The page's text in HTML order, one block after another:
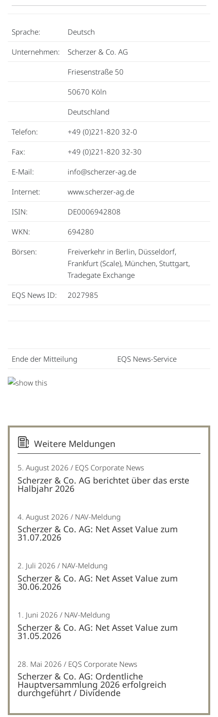
Sprache: Deutsch
Unternehmen: Scherzer & Co. AG
Friesenstraße 50
50670 Köln
Deutschland
Telefon: +49 (0)221-820 32-0
Fax: +49 (0)221-820 32-30
E-Mail: info@scherzer-ag.de
Internet: www.scherzer-ag.de
ISIN: DE0006942808
WKN: 694280
Börsen:
Freiverkehr in Berlin, Düsseldorf,
Frankfurt (Scale), München, Stuttgart,
Tradegate Exchange
EQS News ID: 2027985
Ende der Mitteilung EQS News-Service
Weitere Meldungen
5. August 2026 EQS Corporate News
Scherzer & Co. AG berichtet über das erste
Halbjahr 2026
4. August 2026 NAV-Meldung
Scherzer & Co. AG: Net Asset Value zum
31.07.2026
2. Juli 2026 NAV-Meldung
Scherzer & Co. AG: Net Asset Value zum
30.06.2026
1. Juni 2026 NAV-Meldung
Scherzer & Co. AG: Net Asset Value zum
31.05.2026
28. Mai 2026 EQS Corporate News
Scherzer & Co. AG: Ordentliche
Hauptversammlung 2026 erfolgreich
durchgeführt / Dividende